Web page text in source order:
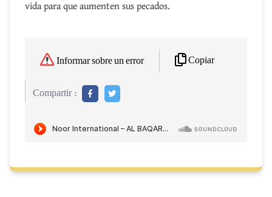
vida para que aumenten sus pecados.
Informar sobre un error Copiar
Compartir :